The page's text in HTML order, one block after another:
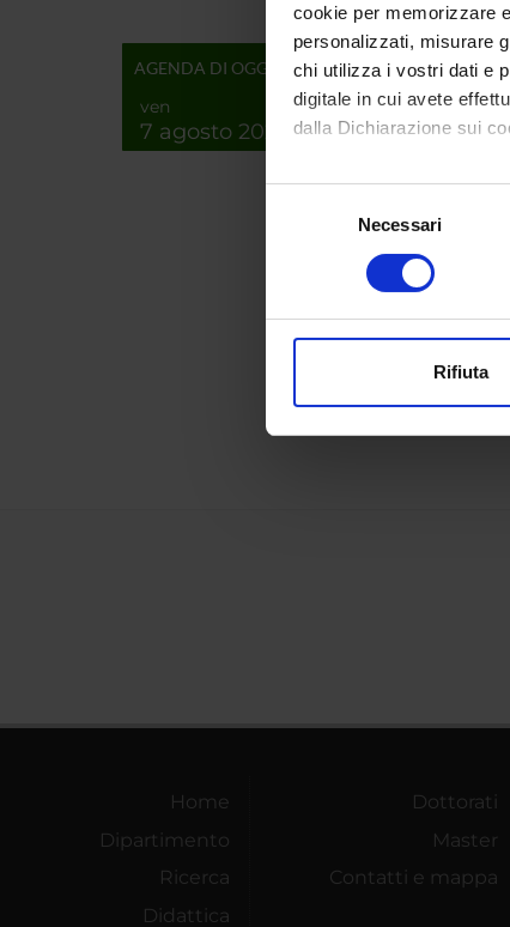
cookie per memorizzare
personalizzati, misurare
chi utilizza i vostri dati e
digitale in cui avete
dalla Dichiarazione sui
Con il tuo consenso,
raccogliere
digitali).
modificare o ritirare il tuo
Necessari
Rifiuta
AGENDA DI OGGI
ven
7 agosto 2026
Home
Dipartimento
Ricerca
Didattica
Dottorati
Master
Contatti e mappa